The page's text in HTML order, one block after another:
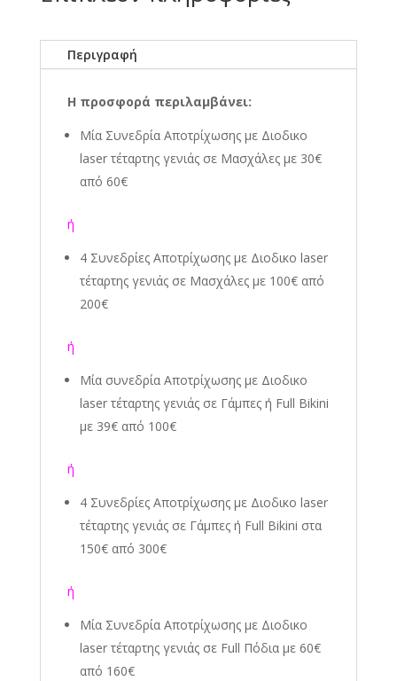
Περιγραφή
Η προσφορά περιλαμβάνει:
Μία Συνεδρία Αποτρίχωσης με Διοδικο
laser τέταρτης γενιάς σε Μασχάλες με 30€
από 60€
ή
4 Συνεδρίες Αποτρίχωσης με Διοδικο laser
τέταρτης γενιάς σε Μασχάλες με 100€ από
200€
ή
Μία συνεδρία Αποτρίχωσηςμε Διοδικο
laser τέταρτης γενιάςσε Γάμπες ή Full Bikini
με 39€ από 100€
ή
4 Συνεδρίες Αποτρίχωσης με Διοδικο laser
τέταρτης γενιάς σε Γάμπες ή Full Bikini στα
150€ από 300€
ή
Μία Συνεδρία Αποτρίχωσης με Διοδικο
laser τέταρτης γενιάς σε Full Πόδια με 60€
από 160€